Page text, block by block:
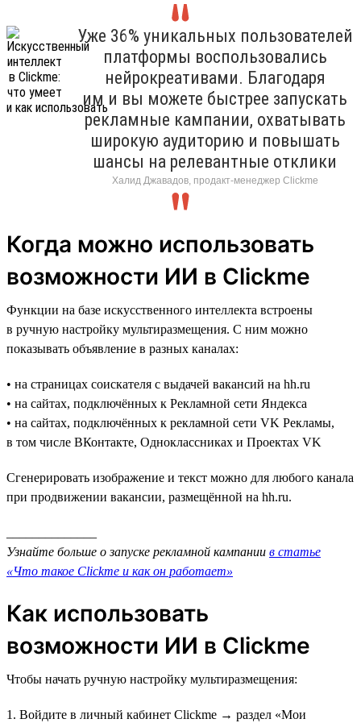
Уже 36% уникальных пользователей
платформы воспользовались
нейрокреативами. Благодаря
им и вы можете быстрее запускать
рекламные кампании, охватывать
широкую аудиторию и повышать
шансы на релевантные отклики
Халид Джавадов, продакт-менеджер Clickme
Когда можно использовать
возможности ИИ в Clickme
Функции на базе искусственного интеллекта встроены
в ручную настройку мультиразмещения. С ним можно
показывать объявление в разных каналах:
• на страницах соискателя с выдачей вакансий на hh.ru
• на сайтах, подключённых к Рекламной сети Яндекса
• на сайтах, подключённых к рекламной сети VK Рекламы,
в том числе ВКонтакте, Одноклассниках и Проектах VK
Сгенерировать изображение и текст можно для любого канала
при продвижении вакансии, размещённой на hh.ru.
Узнайте больше о запуске рекламной кампании в статье
«Что такое Clickme и как он работает»
Как использовать
возможности ИИ в Clickme
Чтобы начать ручную настройку мультиразмещения:
1. Войдите в личный кабинет Clickme → раздел «Мои